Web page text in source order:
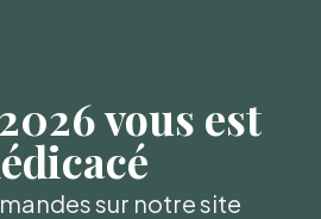
vous est
sur notre site